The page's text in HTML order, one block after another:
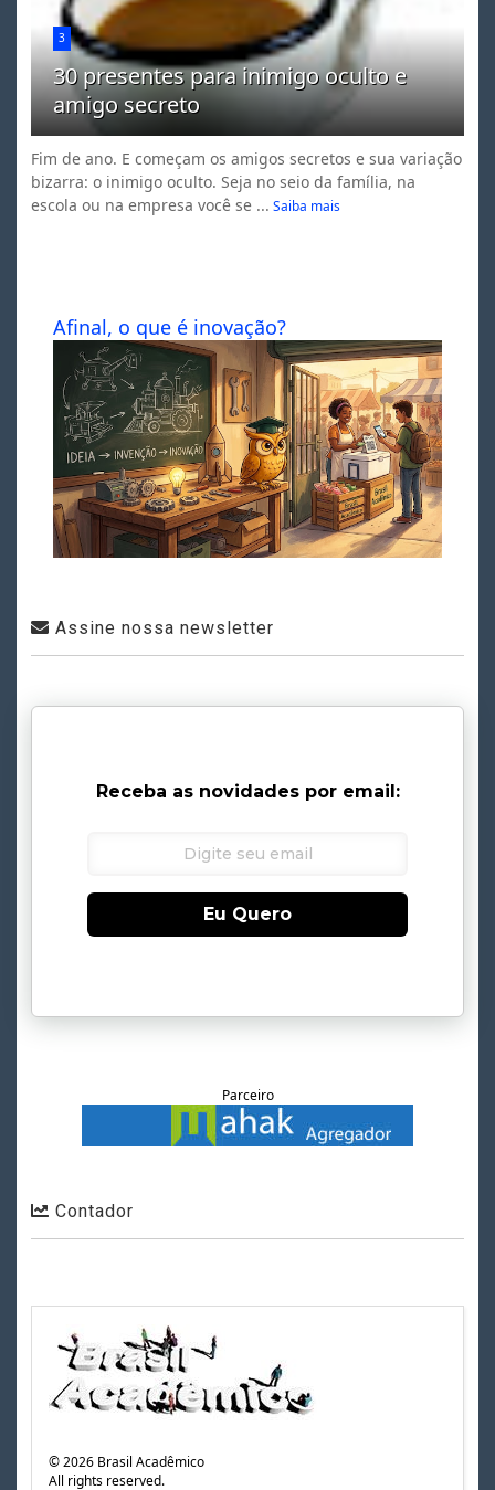
3
30 presentes para inimigo oculto e
amigo secreto
Fim de ano. E começam os amigos secretos e sua variação
bizarra: o inimigo oculto. Seja no seio da família, na
escola ou na empresa você se ... Saiba mais
Afinal, o que é inovação?
Assine nossa newsletter
Receba as novidades por email:
Eu Quero
Parceiro
Contador
©2026 Brasil Acadêmico
All rights reserved.